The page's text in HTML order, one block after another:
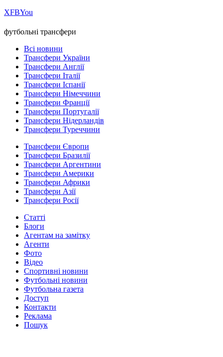
ХFBYou
футбольні трансфери
Всі новини
Трансфери України
Трансфери Англії
Трансфери Італії
Трансфери Іспанії
Трансфери Німеччини
Трансфери Франції
Трансфери Португалії
Трансфери Нідерландів
Трансфери Туреччини
Трансфери Європи
Трансфери Бразилії
Трансфери Аргентини
Трансфери Америки
Трансфери Африки
Трансфери Азії
Трансфери Росії
Статті
Блоги
Агентам на замітку
Агенти
Фото
Відео
Спортивні новини
Футбольні новини
Футбольна газета
Доступ
Контакти
Реклама
Пошук